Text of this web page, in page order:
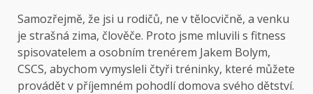
Samozřejmě, že jsi u rodičů, ne v tělocvičně, a venku
je strašná zima, člověče. Proto jsme mluvili s fitness
spisovatelem a osobním trenérem Jakem Bolym,
CSCS, abychom vymysleli čtyři tréninky, které můžete
provádět v příjemném pohodlí domova svého dětství.